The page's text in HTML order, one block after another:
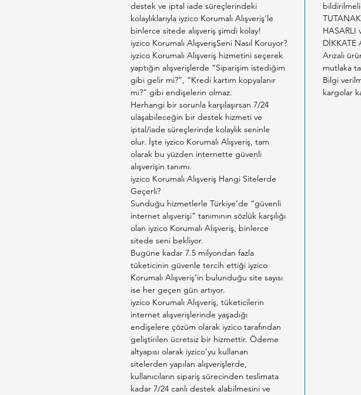
destek ve iptal iade süreçlerindeki
kolaylıklarıyla iyzico Korumalı Alışveriş’le
binlerce sitede alışveriş şimdi kolay!
iyzico Korumalı AlışverişSeni Nasıl Koruyor?
iyzico Korumalı Alışveriş hizmetini seçerek
yaptığın alışverişlerde “Siparişim istediğim
gibi gelir mi?”, “Kredi kartım kopyalanır
mı?” gibi endişelerin olmaz.
Herhangi bir sorunla karşılaşırsan 7/24
ulaşabileceğin bir destek hizmeti ve
iptal/iade süreçlerinde kolaylık seninle
olur. İşte iyzico Korumalı Alışveriş, tam
olarak bu yüzden internette güvenli
alışverişin tanımı.
iyzico Korumalı Alışveriş Hangi Sitelerde
Geçerli?
Sunduğu hizmetlerle Türkiye’de “güvenli
internet alışverişi” tanımının sözlük karşılığı
olan iyzico Korumalı Alışveriş, binlerce
sitede seni bekliyor.
Bugüne kadar 7.5 milyondan fazla
tüketicinin güvenle tercih ettiği iyzico
Korumalı Alışveriş’in bulunduğu site sayısı
ise her geçen gün artıyor.
iyzico Korumalı Alışveriş, tüketicilerin
internet alışverişlerinde yaşadığı
endişelere çözüm olarak iyzico tarafından
geliştirilen ücretsiz bir hizmettir. Ödeme
altyapısı olarak iyzico’yu kullanan
sitelerden yapılan alışverişlerde,
kullanıcıların sipariş sürecinden teslimata
kadar 7/24 canlı destek alabilmesini ve
HASARLI
DİKKATE
Arızalı
mutlaka
Bilgi
kargolar